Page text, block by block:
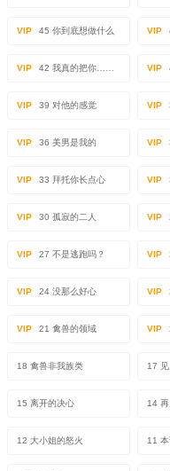
VIP 45 你到底想做什么 VIP
VIP 42 我真的把你…… VIP
VIP 39 对他的感觉 VIP
VIP 36 美男是我的 VIP
VIP 33 拜托你长点心 VIP
VIP 30 孤寂的二人 VIP
VIP 27 不是逃跑吗？ VIP
VIP 24 没那么好心 VIP
VIP 21 禽兽的领域 VIP
18 禽兽非我族类 17
15 离开的决心 14
12 大小姐的怒火 11 本